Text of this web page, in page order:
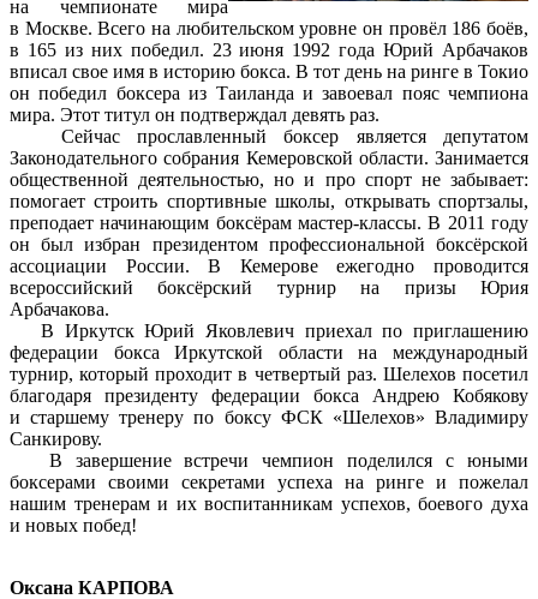
на чемпионате мира
в Москве. Всего на любительском уровне он провёл 186 боёв,
в 165 из них победил. 23 июня 1992 года Юрий Арбачаков
вписал свое имя в историю бокса. В тот день на ринге в Токио
он победил боксера из Таиланда и завоевал пояс чемпиона
мира. Этот титул он подтверждал девять раз.
Сейчас прославленный боксер является депутатом
Законодательного собрания Кемеровской области. Занимается
общественной деятельностью, но и про спорт не забывает:
помогает строить спортивные школы, открывать спортзалы,
преподает начинающим боксёрам мастер-классы. В 2011 году
он был избран президентом профессиональной боксёрской
ассоциации России. В Кемерове ежегодно проводится
всероссийский боксёрский турнир на призы Юрия
Арбачакова.
В Иркутск Юрий Яковлевич приехал по приглашению
федерации бокса Иркутской области на международный
турнир, который проходит в четвертый раз. Шелехов посетил
благодаря президенту федерации бокса Андрею Кобякову
и старшему тренеру по боксу ФСК «Шелехов» Владимиру
Санкирову.
В завершение встречи чемпион поделился с юными
боксерами своими секретами успеха на ринге и пожелал
нашим тренерам и их воспитанникам успехов, боевого духа
и новых побед!
Оксана КАРПОВА